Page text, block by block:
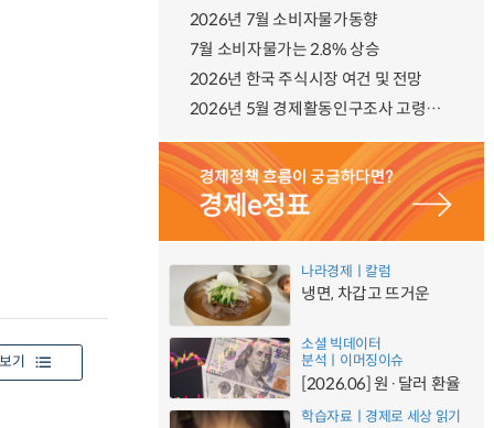
기
2026년 7월 소비자물가동향
7월 소비자물가는 2.8% 상승
2026년 한국 주식시장 여건 및 전망
2026년 5월 경제활동인구조사 고령층 부가조사 결과
나라경제ㅣ칼럼
냉면, 차갑고 뜨거운
소셜 빅데이터
분석ㅣ이머징이슈
[2026.06] 원·달러 환율
학습자료ㅣ경제로 세상 읽기